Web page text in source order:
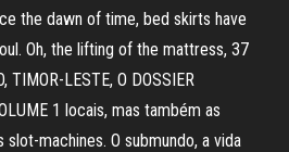
the dawn of time, bed skirts have
Oh, the lifting of the mattress, 37
TIMOR-LESTE, O DOSSIER
1 locais, mas também as
slot-machines. O submundo, a vida